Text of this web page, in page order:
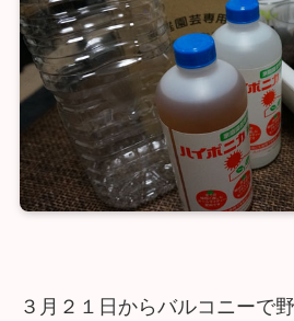
３月２１日からバルコニーで